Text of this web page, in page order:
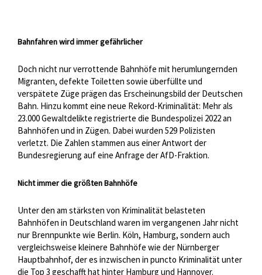
Bahnfahren wird immer gefährlicher
Doch nicht nur verrottende Bahnhöfe mit herumlungernden
Migranten, defekte Toiletten sowie überfüllte und
verspätete Züge prägen das Erscheinungsbild der Deutschen
Bahn. Hinzu kommt eine neue Rekord-Kriminalität: Mehr als
23.000 Gewaltdelikte registrierte die Bundespolizei 2022 an
Bahnhöfen und in Zügen. Dabei wurden 529 Polizisten
verletzt. Die Zahlen stammen aus einer Antwort der
Bundesregierung auf eine Anfrage der AfD-Fraktion.
Nicht immer die größten Bahnhöfe
Unter den am stärksten von Kriminalität belasteten
Bahnhöfen in Deutschland waren im vergangenen Jahr nicht
nur Brennpunkte wie Berlin. Köln, Hamburg, sondern auch
vergleichsweise kleinere Bahnhöfe wie der Nürnberger
Hauptbahnhof, der es inzwischen in puncto Kriminalität unter
die Top 3 geschafft hat hinter Hamburg und Hannover.